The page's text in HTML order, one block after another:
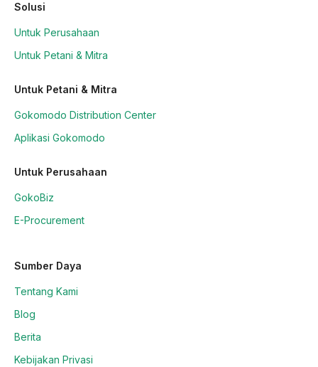
Solusi
Untuk Perusahaan
Untuk Petani & Mitra
Untuk Petani & Mitra
Gokomodo Distribution Center
Aplikasi Gokomodo
Untuk Perusahaan
GokoBiz
E-Procurement
Sumber Daya
Tentang Kami
Blog
Berita
Kebijakan Privasi